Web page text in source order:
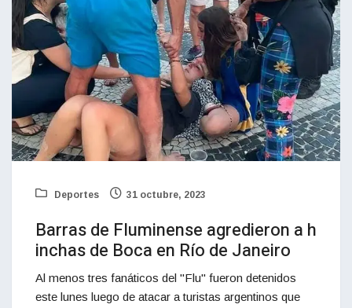
Deportes 31 octubre, 2023
Barras de Fluminense agredieron a h
inchas de Boca en Río de Janeiro
Al menos tres fanáticos del "Flu" fueron detenidos
este lunes luego de atacar a turistas argentinos que